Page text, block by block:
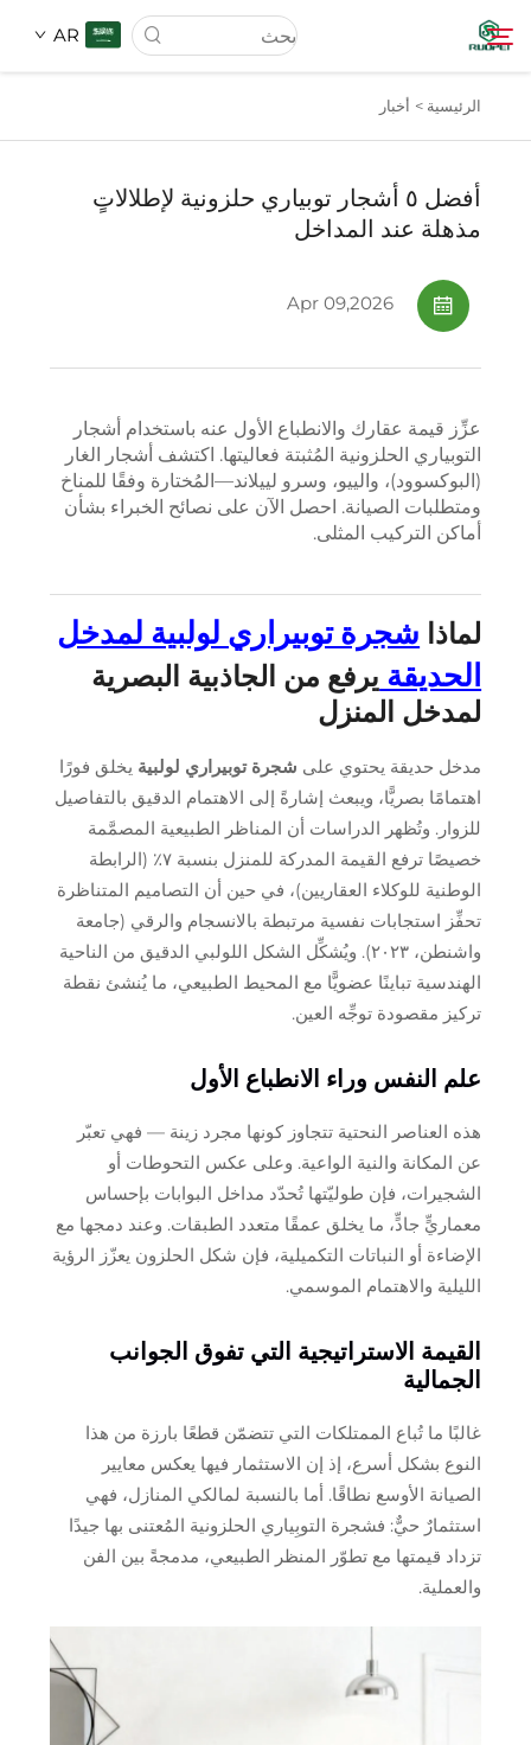
AR
المنتجات
من نحن
الأخبار
تحميل
اتصل بنا
الرئيسية > أخبار
أفضل ٥ أشجار توبياري حلزونية لإطلالاتٍ
مذهلة عند المداخل
Apr 09,2026
عزِّز قيمة عقارك والانطباع الأول عنه باستخدام أشجار
التوبياري الحلزونية المُثبتة فعاليتها. اكتشف أشجار الغار
(البوكسوود)، والييو، وسرو لييلاند—المُختارة وفقًا للمناخ
ومتطلبات الصيانة. احصل الآن على نصائح الخبراء بشأن
أماكن التركيب المثلى.
لماذا شجرة توبيراري لولبية لمدخل
الحديقة يرفع من الجاذبية البصرية
لمدخل المنزل
مدخل حديقة يحتوي على شجرة توبيراري لولبية يخلق فورًا
اهتمامًا بصريًّا، ويبعث إشارةً إلى الاهتمام الدقيق بالتفاصيل
للزوار. وتُظهر الدراسات أن المناظر الطبيعية المصمَّمة
خصيصًا ترفع القيمة المدركة للمنزل بنسبة ٧٪ (الرابطة
الوطنية للوكلاء العقاريين)، في حين أن التصاميم المتناظرة
تحفِّز استجابات نفسية مرتبطة بالانسجام والرقي (جامعة
واشنطن، ٢٠٢٣). ويُشكِّل الشكل اللولبي الدقيق من الناحية
الهندسية تباينًا عضويًّا مع المحيط الطبيعي، ما يُنشئ نقطة
تركيز مقصودة توجِّه العين.
علم النفس وراء الانطباع الأول
هذه العناصر النحتية تتجاوز كونها مجرد زينة — فهي تعبّر
عن المكانة والنية الواعية. وعلى عكس التحوطات أو
الشجيرات، فإن طوليّتها تُحدّد مداخل البوابات بإحساس
معماريٍّ جادٍّ، ما يخلق عمقًا متعدد الطبقات. وعند دمجها مع
الإضاءة أو النباتات التكميلية، فإن شكل الحلزون يعزّز الرؤية
الليلية والاهتمام الموسمي.
القيمة الاستراتيجية التي تفوق الجوانب
الجمالية
غالبًا ما تُباع الممتلكات التي تتضمّن قطعًا بارزة من هذا
النوع بشكل أسرع، إذ إن الاستثمار فيها يعكس معايير
الصيانة الأوسع نطاقًا. أما بالنسبة لمالكي المنازل، فهي
استثمارٌ حيٌّ: فشجرة التوبِياري الحلزونية المُعتنى بها جيدًا
تزداد قيمتها مع تطوّر المنظر الطبيعي، مدمجةً بين الفن
والعملية.